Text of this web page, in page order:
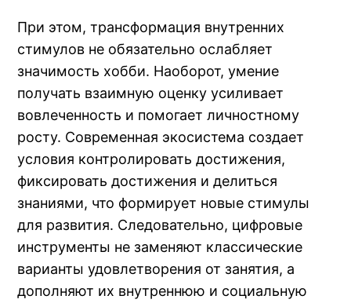
При этом, трансформация внутренних
стимулов не обязательно ослабляет
значимость хобби. Наоборот, умение
получать взаимную оценку усиливает
вовлеченность и помогает личностному
росту. Современная экосистема создает
условия контролировать достижения,
фиксировать достижения и делиться
знаниями, что формирует новые стимулы
для развития. Следовательно, цифровые
инструменты не заменяют классические
варианты удовлетворения от занятия, а
дополняют их внутреннюю и социальную